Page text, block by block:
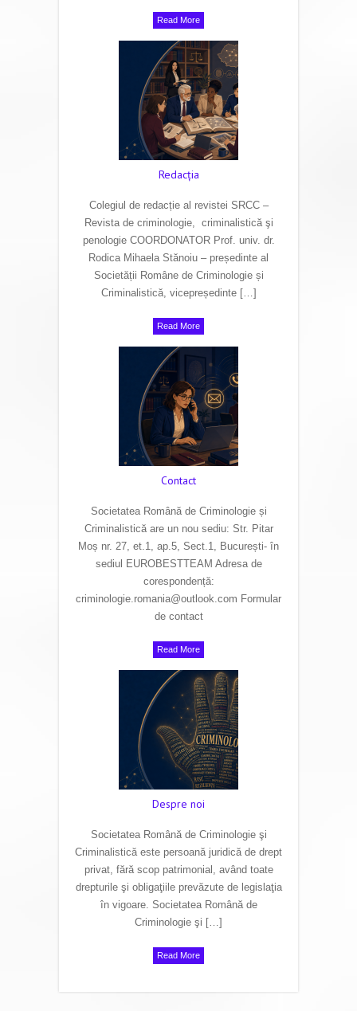
Read More
Redacţia
Colegiul de redacție al revistei SRCC –
Revista de criminologie, criminalistică şi
penologie COORDONATOR Prof. univ. dr.
Rodica Mihaela Stănoiu – președinte al
Societății Române de Criminologie și
Criminalistică, vicepreședinte […]
Read More
Contact
Societatea Română de Criminologie și
Criminalistică are un nou sediu: Str. Pitar
Moș nr. 27, et.1, ap.5, Sect.1, București- în
sediul EUROBESTTEAM Adresa de
corespondență:
criminologie.romania@outlook.com Formular
de contact
Read More
Despre noi
Societatea Română de Criminologie şi
Criminalistică este persoană juridică de drept
privat, fără scop patrimonial, având toate
drepturile şi obligaţiile prevăzute de legislaţia
în vigoare. Societatea Română de
Criminologie şi […]
Read More